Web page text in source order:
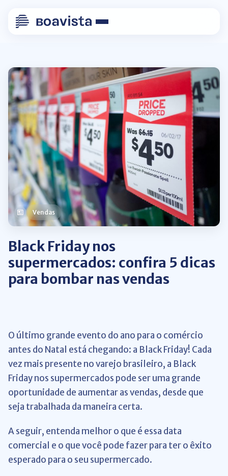
Vendas
Black Friday nos
supermercados: confira 5 dicas
para bombar nas vendas
O último grande evento do ano para o comércio
antes do Natal está chegando: a Black Friday! Cada
vez mais presente no varejo brasileiro, a Black
Friday nos supermercados pode ser uma grande
oportunidade de aumentar as vendas, desde que
seja trabalhada da maneira certa.
A seguir, entenda melhor o que é essa data
comercial e o que você pode fazer para ter o êxito
esperado para o seu supermercado.